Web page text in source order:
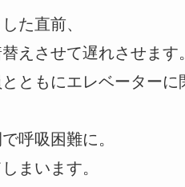
た直前、
えさせて遅れさせます。
ともにエレベーターに
呼吸困難に。
まいます。